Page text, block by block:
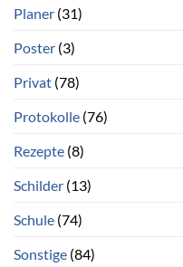
Planer (31)
Poster (3)
Privat (78)
Protokolle (76)
Rezepte (8)
Schilder (13)
Schule (74)
Sonstige (84)